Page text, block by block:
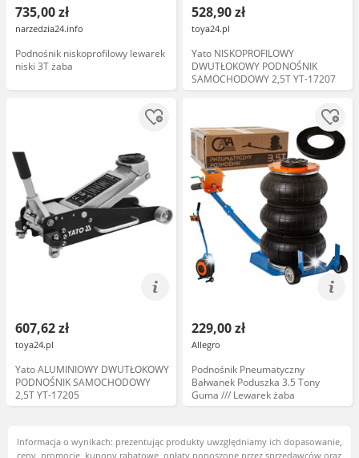
735,00 zł
narzedzia24.info
Podnośnik niskoprofilowy lewarek
niski 3T żaba
528,90 zł
toya24.pl
Yato NISKOPROFILOWY
DWUTŁOKOWY PODNOŚNIK
SAMOCHODOWY 2,5T YT-17207
607,62 zł
toya24.pl
Yato ALUMINIOWY DWUTŁOKOWY
PODNOŚNIK SAMOCHODOWY
2,5T YT-17205
229,00 zł
Allegro
Podnośnik Pneumatyczny
Bałwanek Poduszka 3.5 Tony
Guma /// Lewarek żaba
Informacja o wynikach: prezentując produkty uwzględniamy ich dopasowanie,
ceny, promocje, kupony rabatowe, opłaty ponoszone przez sprzedawców oraz